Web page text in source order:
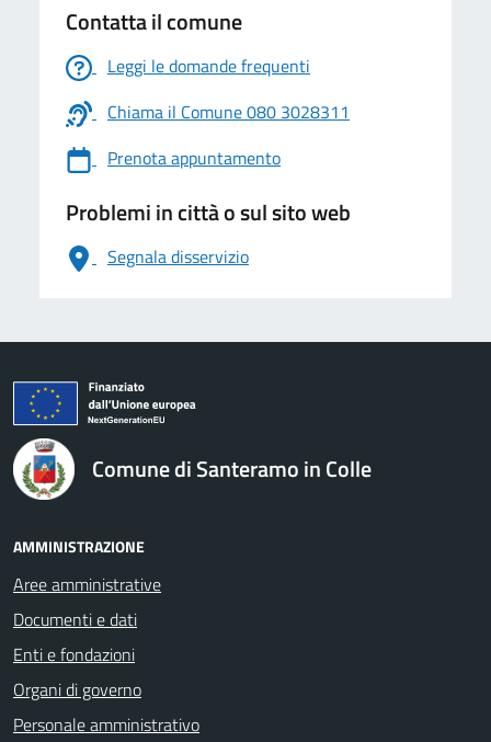
Contatta il comune
Leggi le domande frequenti
Chiama il Comune 080 3028311
Prenota appuntamento
Problemi in città o sul sito web
Segnala disservizio
logo Unione Europea
Comune di Santeramo in Colle
AMMINISTRAZIONE
Aree amministrative
Documenti e dati
Enti e fondazioni
Organi di governo
Personale amministrativo